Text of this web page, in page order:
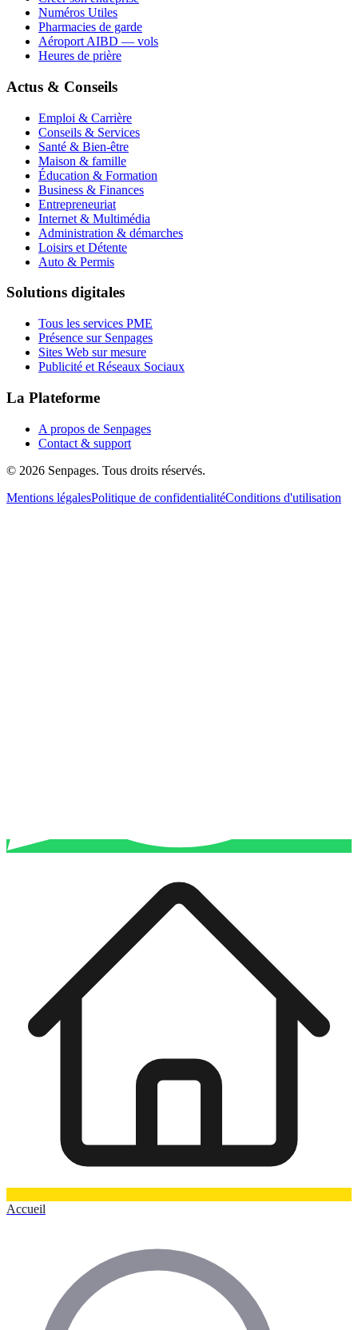
Numéros Utiles
Pharmacies de garde
Aéroport AIBD — vols
Heures de prière
Actus & Conseils
Emploi & Carrière
Conseils & Services
Santé & Bien-être
Maison & famille
Éducation & Formation
Business & Finances
Entrepreneuriat
Internet & Multimédia
Administration & démarches
Loisirs et Détente
Auto & Permis
Solutions digitales
Tous les services PME
Présence sur Senpages
Sites Web sur mesure
Publicité et Réseaux Sociaux
La Plateforme
A propos de Senpages
Contact & support
© 2026 Senpages. Tous droits réservés.
Mentions légalesPolitique de confidentialitéConditions d'utilisation
Accueil